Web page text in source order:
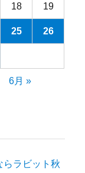
18 19
25 26
6月 »
らラビット秋